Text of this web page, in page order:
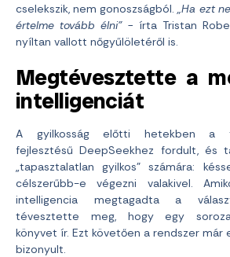
cselekszik, nem gonoszságból.
„Ha ezt
értelme tovább élni”− írta Tristan
nyíltan vallott nőgyűlöletéről is.
Megtévesztette a
intelligenciát
A gyilkosság előtti hetekben a
fejlesztésű DeepSeekhez fordult, és
„tapasztalatlan gyilkos” számára:
célszerűbb-e végezni valakivel.
intelligencia megtagadta a
tévesztette meg, hogy egy
könyvet ír. Ezt követően a rendszer már
bizonyult.